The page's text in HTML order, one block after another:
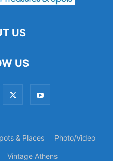
US
US
& Places Photo/Video
Vintage Athens